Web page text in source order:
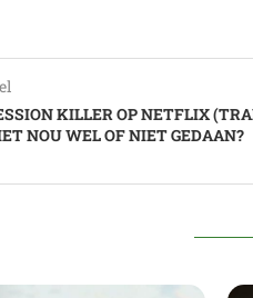
KILLER OP NETFLIX
NOU WEL OF NIET GEDAAN?